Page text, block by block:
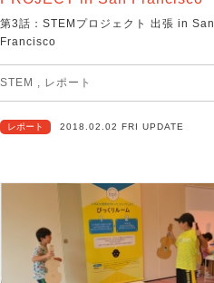
第3話：STEMプロジェクト 出張 in San
Francisco
STEM , レポート
レポート 2018.02.02 FRI UPDATE